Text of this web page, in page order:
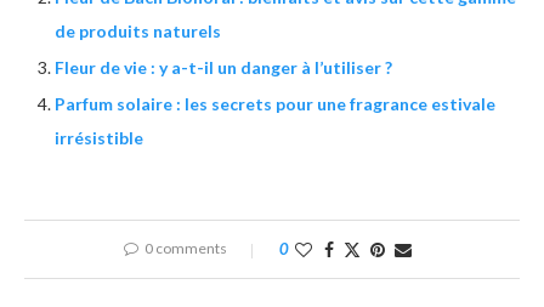
de produits naturels
Fleur de vie : y a-t-il un danger à l’utiliser ?
Parfum solaire : les secrets pour une fragrance estivale
irrésistible
0 comments 0